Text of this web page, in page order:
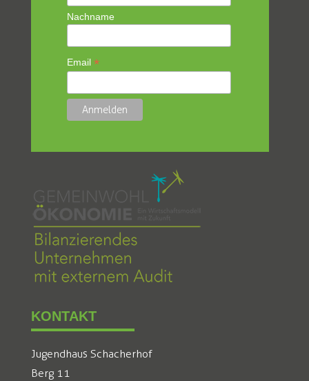
Nachname
Email*
KONTAKT
Jugendhaus Schacherhof
Berg 11